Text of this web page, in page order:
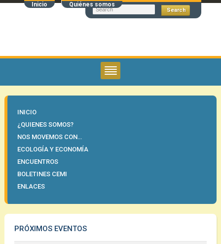
Inicio Quiénes somos
INICIO
¿QUIENES SOMOS?
NOS MOVEMOS CON…
ECOLOGÍA Y ECONOMÍA
ENCUENTROS
BOLETINES CEMI
ENLACES
PRÓXIMOS EVENTOS